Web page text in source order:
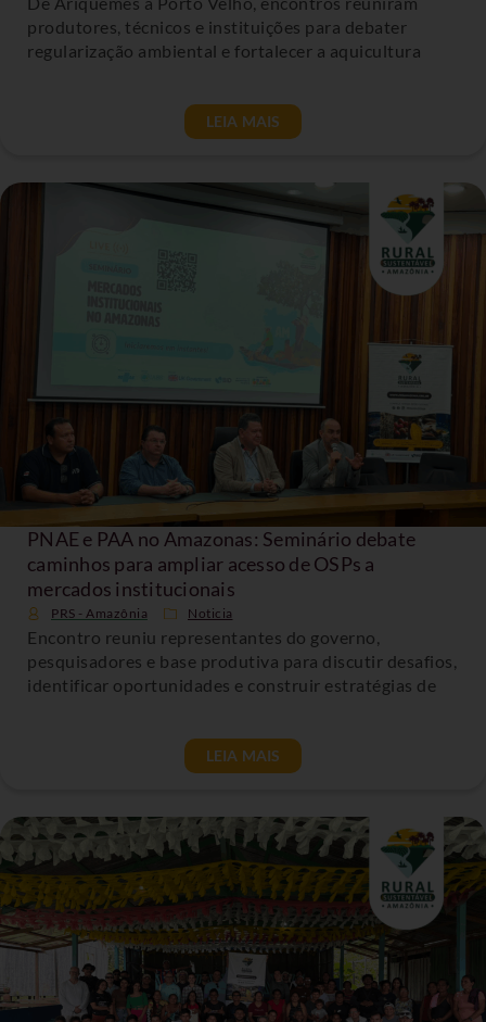
produtores, técnicos e instituições para debater
regularização ambiental e fortalecer a aquicultura
LEIA MAIS
PNAE e PAA no Amazonas: Seminário debate
caminhos para ampliar acesso de OSPs a
mercados institucionais
PRS - Amazônia Noticia
Encontro reuniu representantes do governo,
pesquisadores e base produtiva para discutir desafios,
identificar oportunidades e construir estratégias de
LEIA MAIS